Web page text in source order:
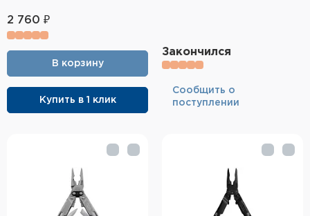
2 760 ₽
В корзину
Купить в 1 клик
Закончился
Cообщить о
поступлении